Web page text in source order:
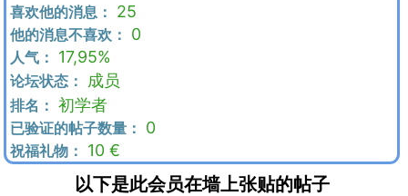
喜欢他的消息： 25
他的消息不喜欢： 0
人气： 17,95%
论坛状态： 成员
排名： 初学者
已验证的帖子数量： 0
祝福礼物： 10 €
以下是此会员在墙上张贴的帖子